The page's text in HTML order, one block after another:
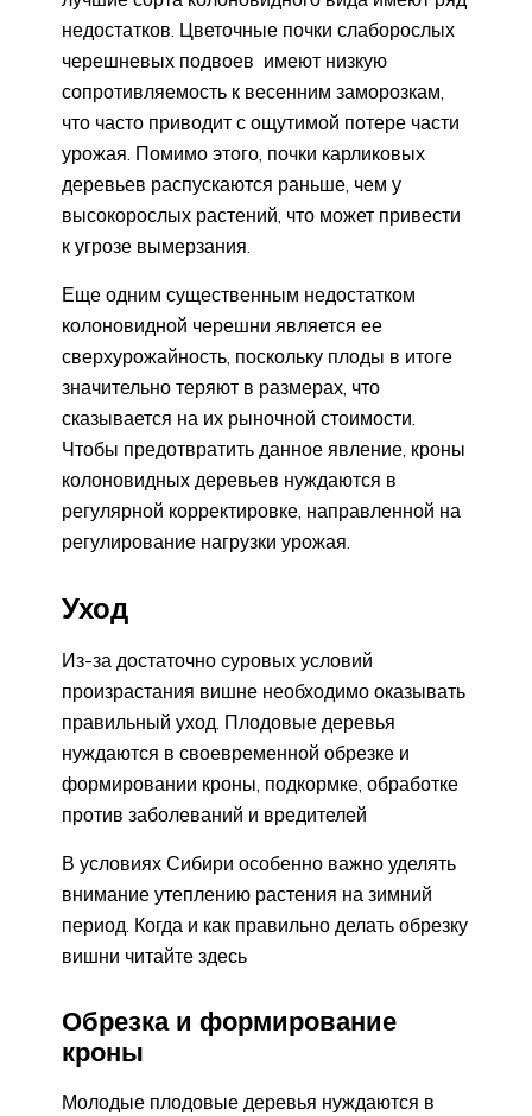
недостатков. Цветочные почки слаборослых
черешневых подвоев имеют низкую
сопротивляемость к весенним заморозкам,
что часто приводит с ощутимой потере части
урожая. Помимо этого, почки карликовых
деревьев распускаются раньше, чем у
высокорослых растений, что может привести
к угрозе вымерзания.
Еще одним существенным недостатком
колоновидной черешни является ее
сверхурожайность, поскольку плоды в итоге
значительно теряют в размерах, что
сказывается на их рыночной стоимости.
Чтобы предотвратить данное явление, кроны
колоновидных деревьев нуждаются в
регулярной корректировке, направленной на
регулирование нагрузки урожая.
Уход
Из-за достаточно суровых условий
произрастания вишне необходимо оказывать
правильный уход. Плодовые деревья
нуждаются в своевременной обрезке и
формировании кроны, подкормке, обработке
против заболеваний и вредителей
В условиях Сибири особенно важно уделять
внимание утеплению растения на зимний
период. Когда и как правильно делать обрезку
вишни читайте здесь
Обрезка и формирование
кроны
Молодые плодовые деревья нуждаются в